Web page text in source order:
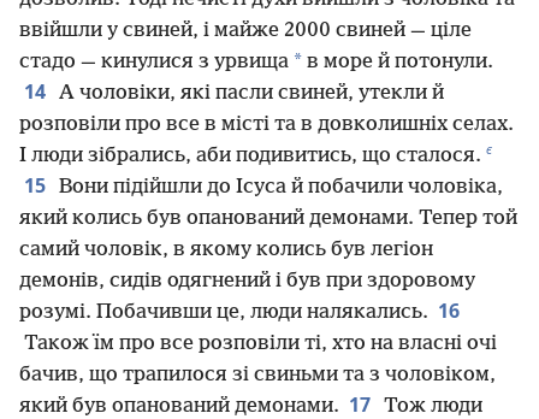
ввійшли у свиней, і майже 2000 свиней — ціле
стадо — кинулися з урвища * в море й потонули.
14 А чоловіки, які пасли свиней, утекли й
розповіли про все в місті та в довколишніх селах.
І люди зібрались, аби подивитись, що сталося. є
15 Вони підійшли до Ісуса й побачили чоловіка,
який колись був опанований демонами. Тепер той
самий чоловік, в якому колись був легіон
демонів, сидів одягнений і був при здоровому
розумі. Побачивши це, люди налякались. 16
Також їм про все розповіли ті, хто на власні очі
бачив, що трапилося зі свиньми та з чоловіком,
який був опанований демонами. 17 Тож люди